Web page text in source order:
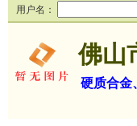
用户名：
佛山
硬质合金